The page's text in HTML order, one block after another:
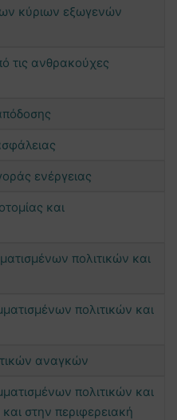
κύριων εξωγενών
τις ανθρακούχες
ενέργειας
και
πολιτικών και
πολιτικών και
αναγκών
πολιτικών και
στην περιφερειακή